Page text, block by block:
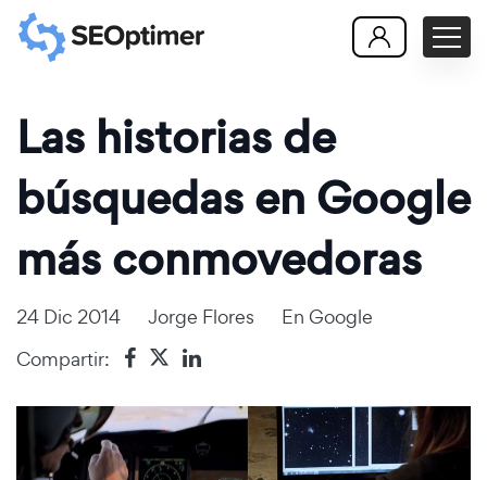
Las historias de
búsquedas en Google
más conmovedoras
24 Dic 2014 Jorge Flores En Google
Compartir: